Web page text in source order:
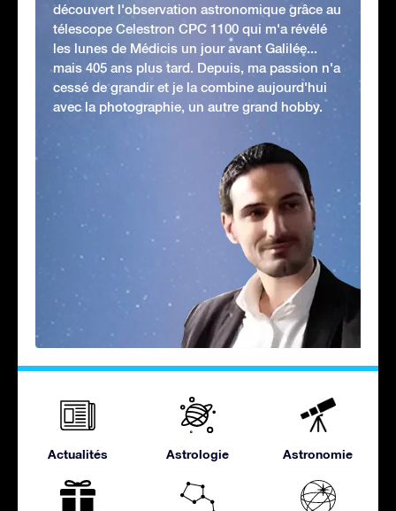
découvert l'observation astronomique grâce au
télescope Celestron CPC 1100 qui m'a révélé
les lunes de Médicis un jour avant Galilée...
mais 405 ans plus tard. Depuis, ma passion n'a
cessé de grandir et je la combine aujourd'hui
avec la photographie, un autre grand hobby.
Actualités Astrologie Astronomie